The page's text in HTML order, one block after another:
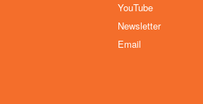
YouTube
Newsletter
Email